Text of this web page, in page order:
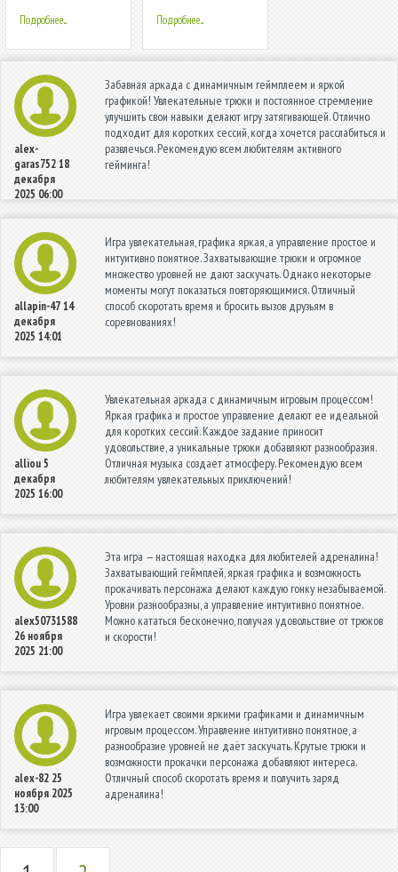
Подробнее... Подробнее...
alex-
garas75218
декабря
2025 06:00
Забавная аркада с динамичным геймплеем и яркой
графикой! Увлекательные трюки и постоянное стремление
улучшить свои навыки делают игру затягивающей. Отлично
подходит для коротких сессий, когда хочется расслабиться и
развлечься. Рекомендую всем любителям активного
гейминга!
allapin-4714
декабря
2025 14:01
Игра увлекательная, графика яркая, а управление простое и
интуитивно понятное. Захватывающие трюки и огромное
множество уровней не дают заскучать. Однако некоторые
моменты могут показаться повторяющимися. Отличный
способ скоротать время и бросить вызов друзьям в
соревнованиях!
alliou5
декабря
2025 16:00
Увлекательная аркада с динамичным игровым процессом!
Яркая графика и простое управление делают ее идеальной
для коротких сессий. Каждое задание приносит
удовольствие, а уникальные трюки добавляют разнообразия.
Отличная музыка создает атмосферу. Рекомендую всем
любителям увлекательных приключений!
alex50731588
26 ноября
2025 21:00
Эта игра — настоящая находка для любителей адреналина!
Захватывающий геймплей, яркая графика и возможность
прокачивать персонажа делают каждую гонку незабываемой.
Уровни разнообразны, а управление интуитивно понятное.
Можно кататься бесконечно, получая удовольствие от трюков
и скорости!
alex-82 25
ноября 2025
13:00
Игра увлекает своими яркими графиками и динамичным
игровым процессом. Управление интуитивно понятное, а
разнообразие уровней не даёт заскучать. Крутые трюки и
возможности прокачки персонажа добавляют интереса.
Отличный способ скоротать время и получить заряд
адреналина!